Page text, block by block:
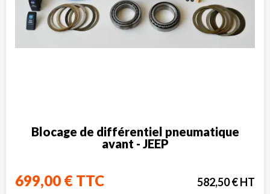
Blocage de différentiel pneumatique
avant - JEEP
699,00 € TTC 582,50 € HT